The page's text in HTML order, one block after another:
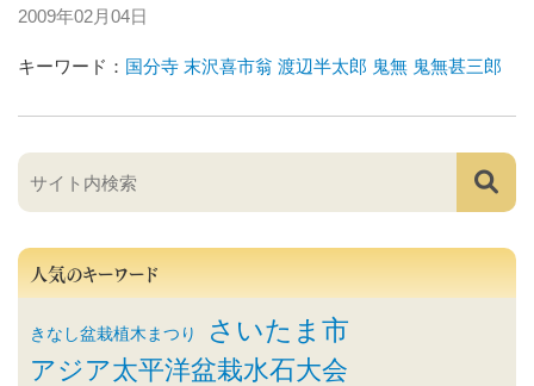
2009年02月04日
キーワード： 国分寺 末沢喜市翁 渡辺半太郎 鬼無 鬼無甚三郎
人気のキーワード
きなし盆栽植木まつり さいたま市
アジア太平洋盆栽水石大会